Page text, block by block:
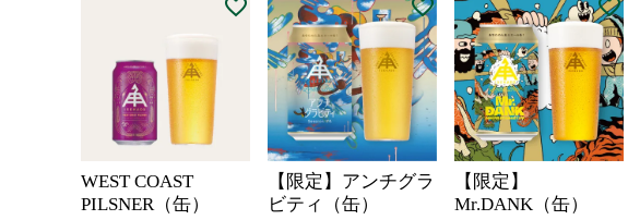
WEST COAST
PILSNER（缶）
【限定】アンチグラ
ビティ（缶）
【限定】
Mr.DANK（缶）